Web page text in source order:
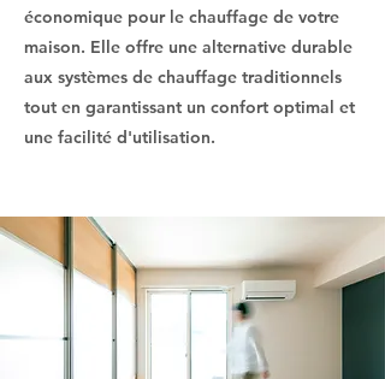
économique pour le chauffage de votre
maison. Elle offre une alternative durable
aux systèmes de chauffage traditionnels
tout en garantissant un confort optimal et
une facilité d'utilisation.